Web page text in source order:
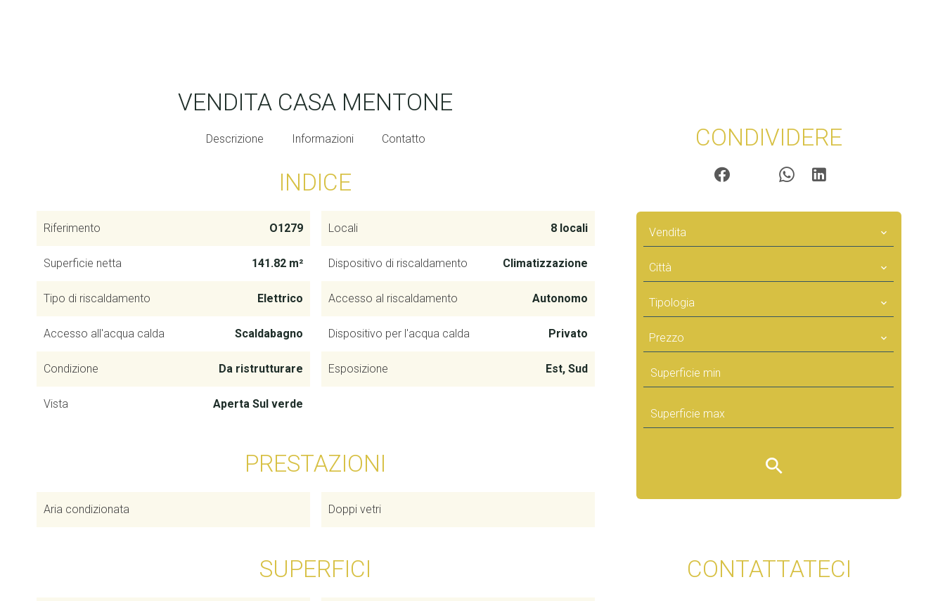
VENDITA CASA MENTONE
Descrizione Informazioni Contatto
INDICE
Riferimento O1279 Locali 8 locali
Superficie netta 141.82 m² Dispositivo di riscaldamento Climatizzazione
Tipo di riscaldamento Elettrico Accesso al riscaldamento Autonomo
Accesso all'acqua calda Scaldabagno Dispositivo per l'acqua calda Privato
Condizione Da ristrutturare Esposizione Est, Sud
Vista Aperta Sul verde
PRESTAZIONI
Aria condizionata Doppi vetri
SUPERFICI
CONDIVIDERE
Vendita
Città
Tipologia
Prezzo
CONTATTATECI